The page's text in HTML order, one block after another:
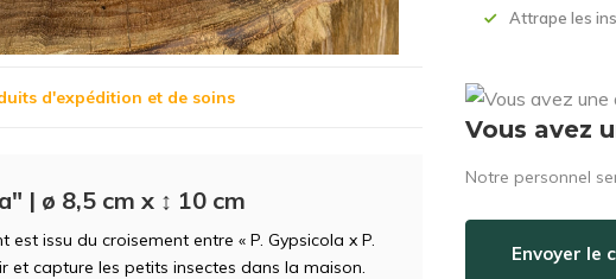
Attrape les
d'expédition et de soins
| ø 8,5 cm x ↕ 10 cm
issu du croisement entre « P. Gypsicola x P.
et capture les petits insectes dans la maison.
Vous avez
Notre personnel
Envoyer le